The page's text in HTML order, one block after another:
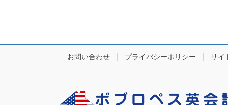
お問い合わせ プライバシーポリシー サイ